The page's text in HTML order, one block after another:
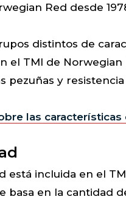
Red desde
distintos de
el TMI de Norwegian
pezuñas y
las
está incluida en el
basa en la cantidad